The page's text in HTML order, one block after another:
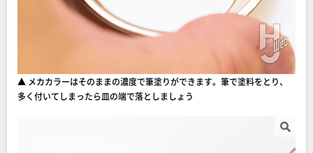
▲ メカカラーはそのままの濃度で筆塗りができます。筆で塗料をとり、
多く付いてしまったら皿の端で落としましょう